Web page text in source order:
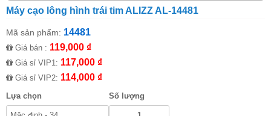
Máy cạo lông hình trái tim ALIZZ AL-14481
Mã sản phẩm: 14481
Giá bán : 119,000 ₫
Giá sỉ VIP1: 117,000 ₫
Giá sỉ VIP2: 114,000 ₫
Lựa chọn Số lượng